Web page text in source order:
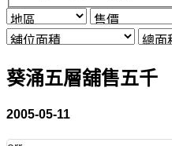
葵涌五層舖售五千
2005-05-11